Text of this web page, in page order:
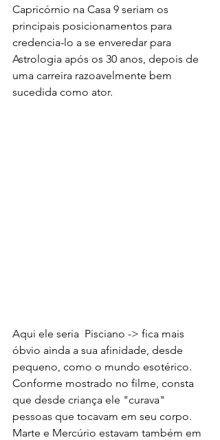
Capricórnio na Casa 9 seriam os
principais posicionamentos para
credencia-lo a se enveredar para
Astrologia após os 30 anos, depois de
uma carreira razoavelmente bem
sucedida como ator.
Aqui ele seria  Pisciano -> fica mais
óbvio ainda a sua afinidade, desde
pequeno, como o mundo esotérico.
Conforme mostrado no filme, consta
que desde criança ele "curava"
pessoas que tocavam em seu corpo.
Marte e Mercúrio estavam também em